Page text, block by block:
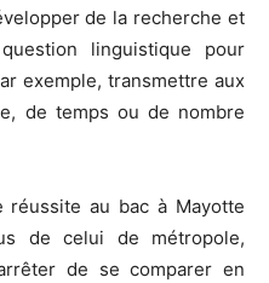
de la recherche et
linguistique pour
exemple, transmettre aux
de temps ou de nombre
au bac à Mayotte
de celui de métropole,
de se comparer en